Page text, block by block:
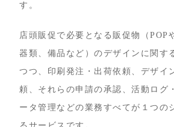
す。
店頭販促で必要となる販促物（POP
器類、備品など）のデザインに関す
つつ、印刷発注・出荷依頼、デザイ
頼、それらの申請の承認、活動ログ
ータ管理などの業務すべてが１つの